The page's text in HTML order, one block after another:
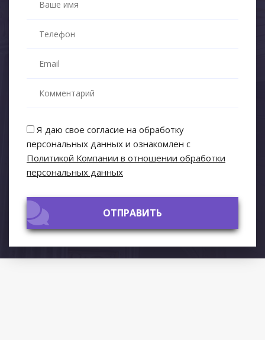
Я даю свое согласие на обработку
персональных данных и ознакомлен с
Политикой Компании в отношении обработки
персональных данных
ОТПРАВИТЬ
ОТПРАВИТЬ